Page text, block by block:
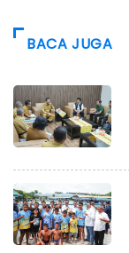
BACA JUGA